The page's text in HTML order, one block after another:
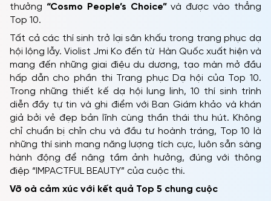
thưởng “Cosmo People’s Choice”và được vào thẳng
Top 10.
Tất cả các thí sinh trở lại sân khấu trong trang phục dạ
hội lộng lẫy. Violist Jmi Ko đến từ Hàn Quốc xuất hiện và
mang đến những giai điệu du dương, tạo màn mở đầu
hấp dẫn cho phần thi Trang phục Dạ hội của Top 10.
Trong những thiết kế dạ hội lung linh, 10 thí sinh trình
diễn đầy tự tin và ghi điểm với Ban Giám khảo và khán
giả bởi vẻ đẹp bản lĩnh cùng thần thái thu hút. Không
chỉ chuẩn bị chỉn chu và đầu tư hoành tráng, Top 10 là
những thí sinh mang năng lượng tích cực, luôn sẵn sàng
hành động để nâng tầm ảnh hưởng, đúng với thông
điệp “IMPACTFUL BEAUTY” của cuộc thi.
Vỡ oà cảm xúc với kết quả Top 5 chung cuộc